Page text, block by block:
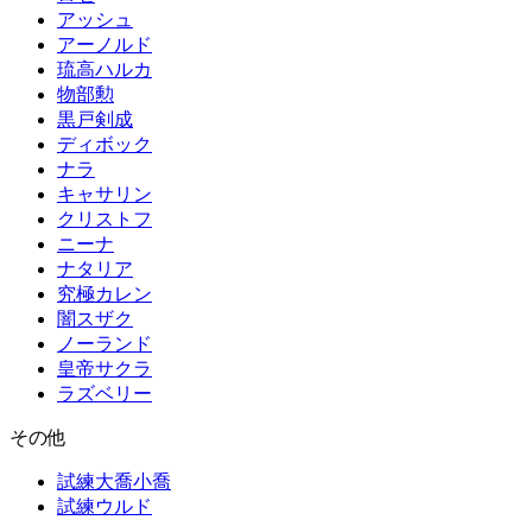
アッシュ
アーノルド
琉高ハルカ
物部勲
黒戸剣成
ディボック
ナラ
キャサリン
クリストフ
ニーナ
ナタリア
究極カレン
闇スザク
ノーランド
皇帝サクラ
ラズベリー
その他
試練大喬小喬
試練ウルド